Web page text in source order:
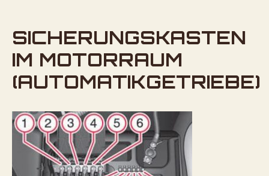
SICHERUNGSKASTEN
IM MOTORRAUM
(AUTOMATIKGETRIEBE)